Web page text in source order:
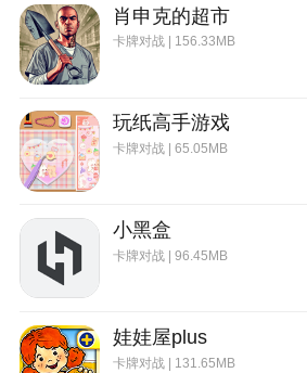
肖申克的超市
卡牌对战 | 156.33MB
玩纸高手游戏
卡牌对战 | 65.05MB
小黑盒
卡牌对战 | 96.45MB
娃娃屋plus
卡牌对战 | 131.65MB